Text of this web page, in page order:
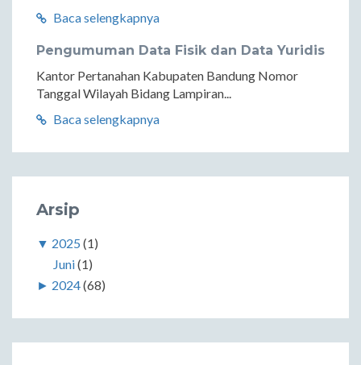
Baca selengkapnya
Pengumuman Data Fisik dan Data Yuridis
Kantor Pertanahan Kabupaten Bandung Nomor
Tanggal Wilayah Bidang Lampiran...
Baca selengkapnya
Arsip
▼ 2025 (1)
Juni(1)
► 2024(68)